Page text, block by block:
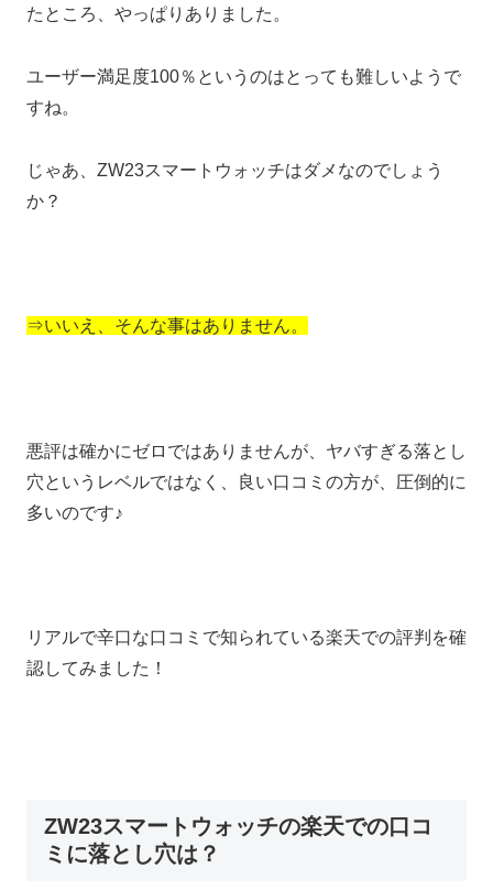
たところ、やっぱりありました。
ユーザー満足度100％というのはとっても難しいようで
すね。
じゃあ、ZW23スマートウォッチはダメなのでしょう
か？
⇒いいえ、そんな事はありません。
悪評は確かにゼロではありませんが、ヤバすぎる落とし
穴というレベルではなく、良い口コミの方が、圧倒的に
多いのです♪
リアルで辛口な口コミで知られている楽天での評判を確
認してみました！
ZW23スマートウォッチの楽天での口コ
ミに落とし穴は？